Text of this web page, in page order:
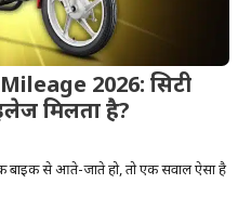
2026: सिटी
मिलता है?
से आते-जाते हो, तो एक सवाल ऐसा है